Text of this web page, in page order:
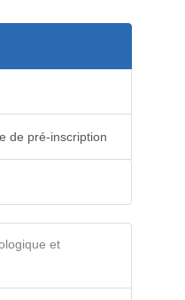
de pré-inscription
et